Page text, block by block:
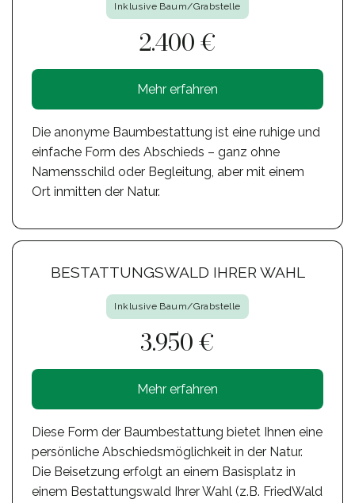
Inklusive Baum/Grabstelle
2.400 €
Mehr erfahren
Die anonyme Baumbestattung ist eine ruhige und
einfache Form des Abschieds – ganz ohne
Namensschild oder Begleitung, aber mit einem
Ort inmitten der Natur.
BESTATTUNGSWALD IHRER WAHL
Inklusive Baum/Grabstelle
3.950 €
Mehr erfahren
Diese Form der Baumbestattung bietet Ihnen eine
persönliche Abschiedsmöglichkeit in der Natur.
Die Beisetzung erfolgt an einem Basisplatz in
einem Bestattungswald Ihrer Wahl (z.B. FriedWald